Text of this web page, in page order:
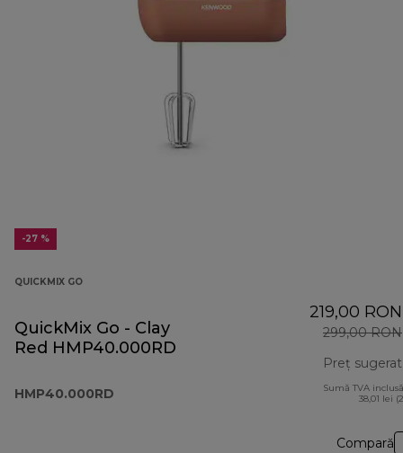
-27 %
QUICKMIX GO
QuickMix Go - Clay
Red HMP40.000RD
HMP40.000RD
219,00 RON
299,00 RON
Preț sugerat
Sumă TVA
38,01 lei
Compară